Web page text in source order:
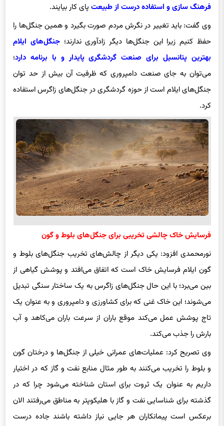
فرهنگ سازی و استفاده درست از طبیعت پای کار بیایند.
وی گفت: باید تغییر در نگرش مردم صورت بگیرد و همین جنگل‌ها را
حفظ کنیم زیرا این جنگل‌ها دیگر زادآوری ندارند؛جنگل‌های ایلام
بهترین پتانسیل برای صنعت گردشگری پایدار و با برنامه دارد؛
می‌توان به جای صنعت دامپروری که ظرفیت آن بیش از حد توان
جنگل‌های ایلام است از حوزه گردشگری در جنگل‌های زاگرس استفاده
کرد.
فرسایش خاک چالشی تخریبی برای جنگل‌های بلوط و گون
نورمحمدی افزود: یکی دیگر از چالش‌های تخریب جنگل‌های بلوط و
گون ایلام فرسایش خاک است که اتفاق می‌افتد و پوشش گیاهی از
بین می‌برد؛ با این حال جنگل‌های زاگرس به یک ساختار سنگی تبدیل
می‌شوند؛ این خاک غنی که برای کشاورزی و دامپروری و به عنوان یک
تاج پوشش عمل می‌کند موقع باران از سرعت باران می‌کاهد و آب
بارش را جذب می‌کند.
وی تصریح کرد: عملیات‌های عمرانی خیلی از جنگل‌ها و درختان گون
و بلوط را تخریب می‌کنند به طور مثال منابع نفت و گاز که در اختیار
داریم به عنوان یک ثروت برای استان شناخته می‌شود چرا که در
گذشته برای شناسایی نفت و گاز با هلیکوپتر به مناطق می‌رفتند الان
برعکس است پیمانکاران هر جایی نیاز داشته باشند جاده درست